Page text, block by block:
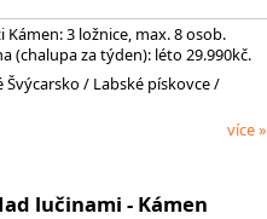
Kámen: 3 ložnice, max. 8 osob.
(chalupa za týden): léto 29.990kč.
Švýcarsko / Labské pískovce/
více »
lučinami - Kámen